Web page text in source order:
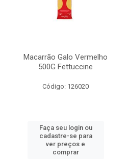
Macarrão Galo Vermelho
500G Fettuccine
Código: 126020
Faça seu login ou
cadastre-se para
ver preços e
comprar